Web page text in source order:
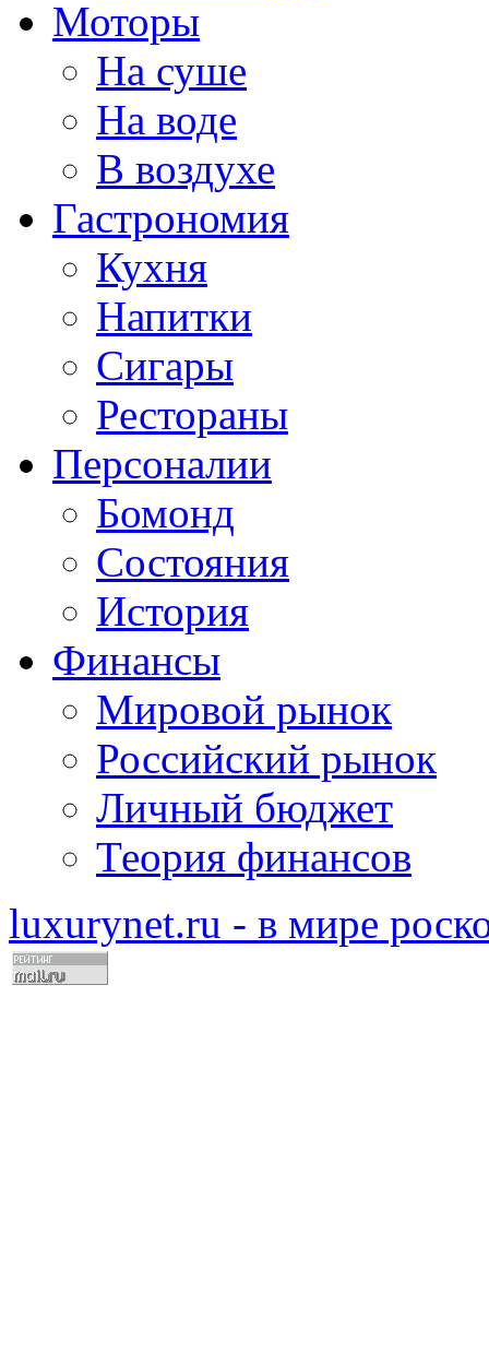
Моторы
На суше
На воде
В воздухе
Гастрономия
Кухня
Напитки
Сигары
Рестораны
Персоналии
Бомонд
Состояния
История
Финансы
Мировой рынок
Российский рынок
Личный бюджет
Теория финансов
luxurynet.ru - в мире